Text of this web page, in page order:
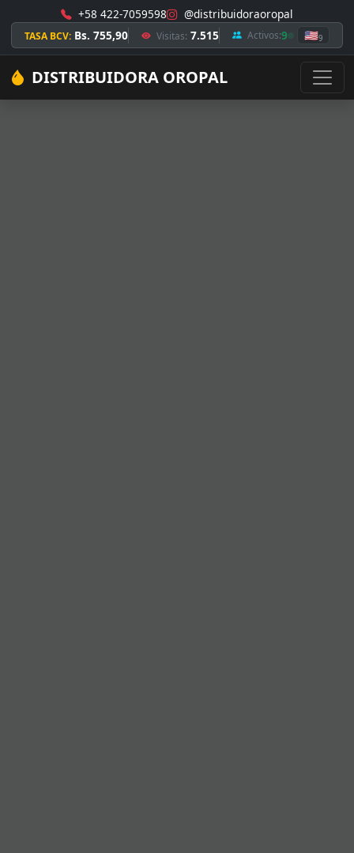
+58 422-7059598 @distribuidoraoropal
TASA BCV: Bs. 755,90 Visitas: 7.515 Activos:9 🇺🇸9
DISTRIBUIDORA OROPAL